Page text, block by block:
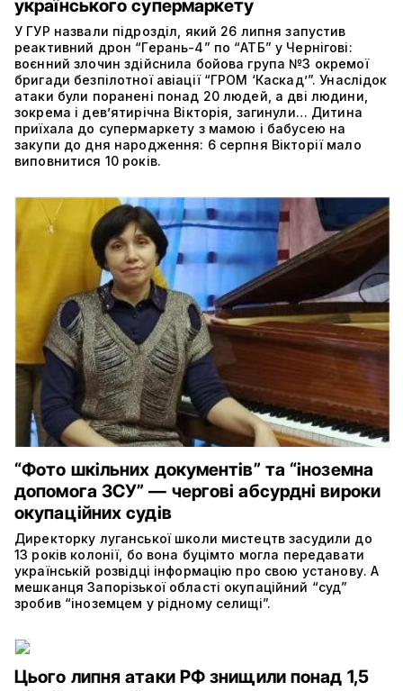
українського супермаркету
У ГУР назвали підрозділ, який 26 липня запустив
реактивний дрон “Герань-4” по “АТБ” у Чернігові:
воєнний злочин здійснила бойова група №3 окремої
бригади безпілотної авіації “ГРОМ ‘Каскад’”. Унаслідок
атаки були поранені понад 20 людей, а дві людини,
зокрема і дев’ятирічна Вікторія, загинули… Дитина
приїхала до супермаркету з мамою і бабусею на
закупи до дня народження: 6 серпня Вікторії мало
виповнитися 10 років.
“Фото шкільних документів” та “іноземна
допомога ЗСУ” — чергові абсурдні вироки
окупаційних судів
Директорку луганської школи мистецтв засудили до
13 років колонії, бо вона буцімто могла передавати
українській розвідці інформацію про свою установу. А
мешканця Запорізької області окупаційний “суд”
зробив “іноземцем у рідному селищі”.
Цього липня атаки РФ знищили понад 1,5